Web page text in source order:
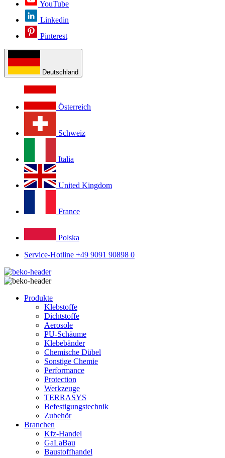
YouTube
Linkedin
Pinterest
Deutschland
Österreich
Schweiz
Italia
United Kingdom
France
Polska
Service-Hotline +49 9091 90898 0
Produkte
Klebstoffe
Dichtstoffe
Aerosole
PU-Schäume
Klebebänder
Chemische Dübel
Sonstige Chemie
Performance
Protection
Werkzeuge
TERRASYS
Befestigungstechnik
Zubehör
Branchen
Kfz-Handel
GaLaBau
Baustoffhandel